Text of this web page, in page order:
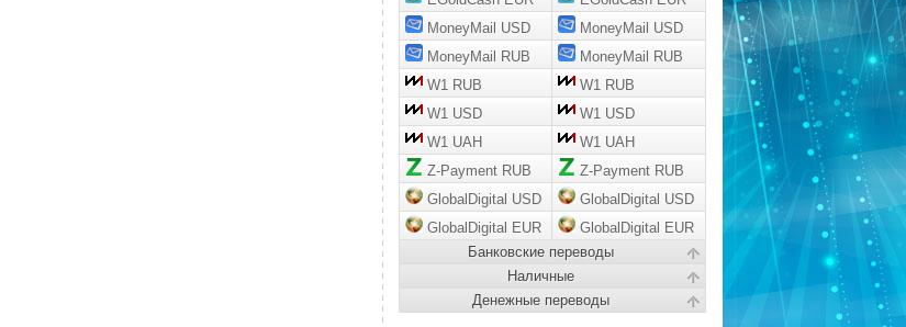
MoneyMail USD
MoneyMail USD
MoneyMail RUB
MoneyMail RUB
W1 RUB
W1 RUB
W1 USD
W1 USD
W1 UAH
W1 UAH
Z-Payment RUB
Z-Payment RUB
GlobalDigital USD
GlobalDigital USD
GlobalDigital EUR
GlobalDigital EUR
Банковские переводы
Наличные
Денежные переводы